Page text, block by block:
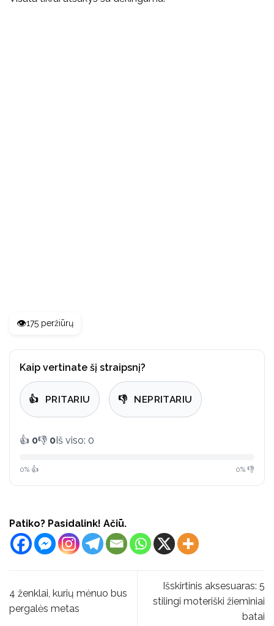
👁️175 peržiūrų
Kaip vertinate šį straipsnį?
👍 PRITARIU 👎 NEPRITARIU
👍 0👎 0 Iš viso: 0
0% 👍 0% 👎
Patiko? Pasidalink! Ačiū.
4 ženklai, kurių mėnuo bus
pergalės metas
Išskirtinis aksesuaras: 5
stilingi moteriški žieminiai
batai